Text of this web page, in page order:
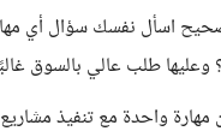
اسأل نفسك سؤال أي
وعليها طلب عالي بالسوق
مهارة واحدة مع تنفيذ